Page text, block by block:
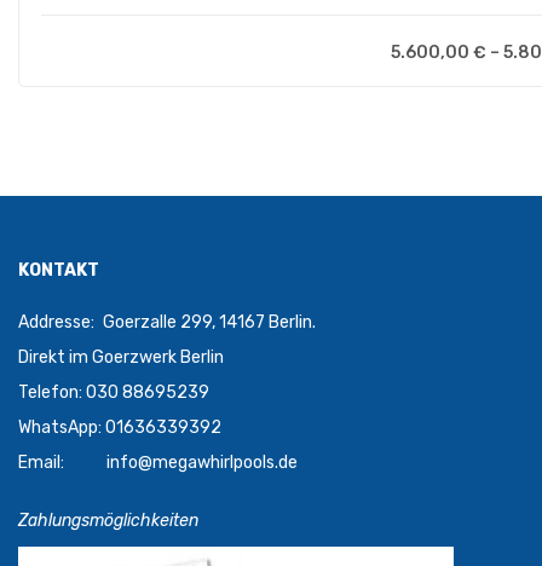
5.600,00 € –
KONTAKT
Addresse: Goerzalle 299, 14167 Berlin.
Direkt im Goerzwerk Berlin
Telefon: 030 88695239
WhatsApp: 01636339392
Email:
info@megawhirlpools.de
Zahlungsmöglichkeiten